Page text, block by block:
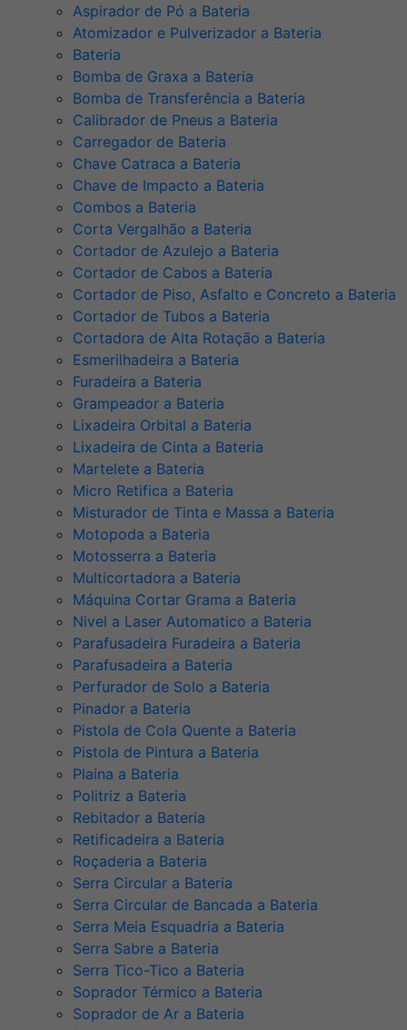
Aspirador de Pó a Bateria
Atomizador e Pulverizador a Bateria
Bateria
Bomba de Graxa a Bateria
Bomba de Transferência a Bateria
Calibrador de Pneus a Bateria
Carregador de Bateria
Chave Catraca a Bateria
Chave de Impacto a Bateria
Combos a Bateria
Corta Vergalhão a Bateria
Cortador de Azulejo a Bateria
Cortador de Cabos a Bateria
Cortador de Piso, Asfalto e Concreto a Bateria
Cortador de Tubos a Bateria
Cortadora de Alta Rotação a Bateria
Esmerilhadeira a Bateria
Furadeira a Bateria
Grampeador a Bateria
Lixadeira Orbital a Bateria
Lixadeira de Cinta a Bateria
Martelete a Bateria
Micro Retifica a Bateria
Misturador de Tinta e Massa a Bateria
Motopoda a Bateria
Motosserra a Bateria
Multicortadora a Bateria
Máquina Cortar Grama a Bateria
Nivel a Laser Automatico a Bateria
Parafusadeira Furadeira a Bateria
Parafusadeira a Bateria
Perfurador de Solo a Bateria
Pinador a Bateria
Pistola de Cola Quente a Bateria
Pistola de Pintura a Bateria
Plaina a Bateria
Politriz a Bateria
Rebitador a Bateria
Retificadeira a Bateria
Roçaderia a Bateria
Serra Circular a Bateria
Serra Circular de Bancada a Bateria
Serra Meia Esquadria a Bateria
Serra Sabre a Bateria
Serra Tico-Tico a Bateria
Soprador Térmico a Bateria
Soprador de Ar a Bateria